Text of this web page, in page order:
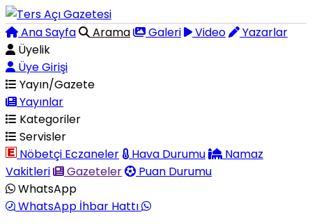
Ana Sayfa Arama Galeri Video
Yazarlar
Üyelik
Üye Girişi
Yayın/Gazete
Yayınlar
Kategoriler
Servisler
Nöbetçi Eczaneler
Hava Durumu
Namaz
Vakitleri
Gazeteler
Puan Durumu
WhatsApp
WhatsApp İhbar Hattı